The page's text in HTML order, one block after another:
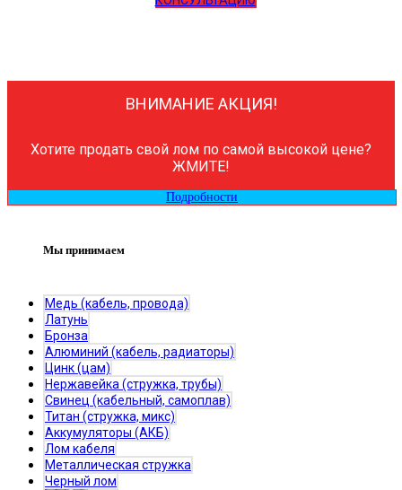
ВНИМАНИЕ АКЦИЯ!
Хотите продать свой лом по самой высокой цене?
ЖМИТЕ!
Подробности
Мы принимаем
Медь (кабель, провода)
Латунь
Бронза
Алюминий (кабель, радиаторы)
Цинк (цам)
Нержавейка (стружка, трубы)
Свинец (кабельный, самоплав)
Титан (стружка, микс)
Аккумуляторы (АКБ)
Лом кабеля
Металлическая стружка
Черный лом